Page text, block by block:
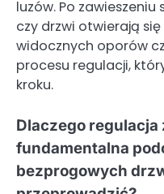
luzów. Po zawieszeniu
czy drzwi otwierają
widocznych oporów
procesu regulacji,
kroku.
Dlaczego regulacja
fundamentalna
bezprogowych